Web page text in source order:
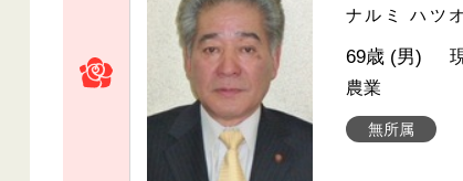
ナルミ ハツオ
無所属
69歳 (男)
農業